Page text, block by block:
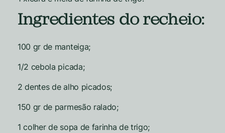
Ingredientes do recheio:
100 gr de manteiga;
1/2 cebola picada;
2 dentes de alho picados;
150 gr de parmesão ralado;
1 colher de sopa de farinha de trigo;